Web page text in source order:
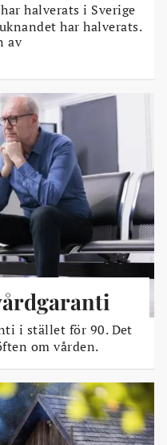
halverats i Sverige
har halverats.
av
i stället för 90. Det
om vården.